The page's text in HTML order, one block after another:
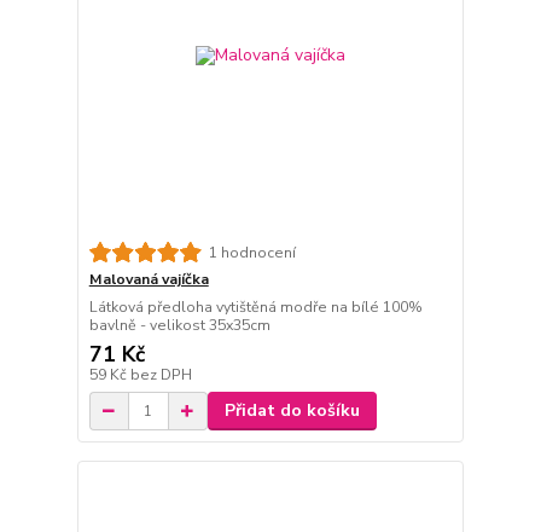
1 hodnocení
Malovaná vajíčka
Látková předloha vytištěná modře na bílé 100%
bavlně - velikost 35x35cm
71 Kč
59 Kč bez DPH
Přidat do košíku